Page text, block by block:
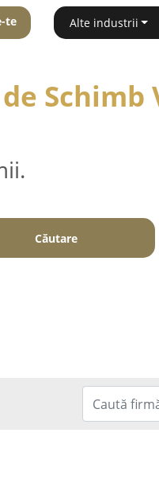
te Alte industrii
Schimb
Căutare